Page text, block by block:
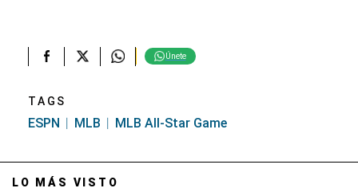
Únete
TAGS
ESPN MLB MLB All-Star Game
LO MÁS VISTO